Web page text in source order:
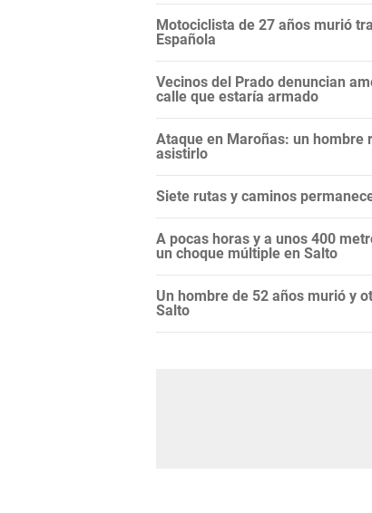
Motociclista de 27 años murió
Española
Vecinos del Prado denuncian
calle que estaría armado
Ataque en Maroñas: un hombre
asistirlo
Siete rutas y caminos
A pocas horas y a unos 400
un choque múltiple en Salto
Un hombre de 52 años murió y
Salto